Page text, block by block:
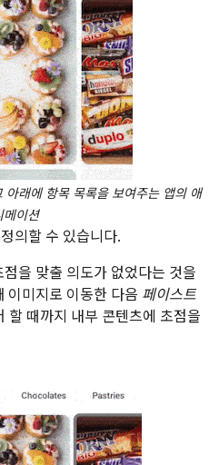
래에 항목 목록을 보여주는 앱의 애
메이션
의할 수 있습니다.
을 맞출 의도가 없었다는 것을
이미지로 이동한 다음 페이스트
할 때까지 내부 콘텐츠에 초점을